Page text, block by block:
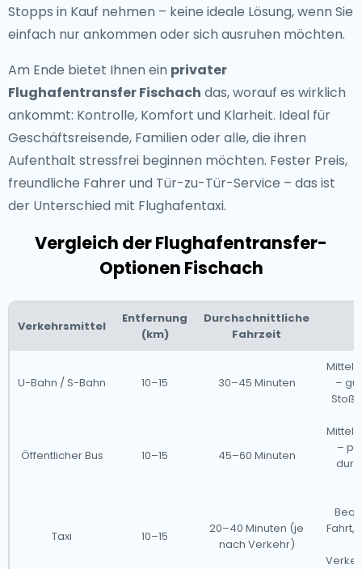
Stopps in Kauf nehmen – keine ideale Lösung, wenn Sie
einfach nur ankommen oder sich ausruhen möchten.
Am Ende bietet Ihnen ein privater
Flughafentransfer Fischach das, worauf es wirklich
ankommt: Kontrolle, Komfort und Klarheit. Ideal für
Geschäftsreisende, Familien oder alle, die ihren
Aufenthalt stressfrei beginnen möchten. Fester Preis,
freundliche Fahrer und Tür-zu-Tür-Service – das ist
der Unterschied mit Flughafentaxi.
Vergleich der Flughafentransfer-
Optionen Fischach
Verkehrsmittel
Entfernung
(km)
Durchschnittliche
Fahrzeit
U-Bahn / S-Bahn 10–15 30–45 Minuten
–
Öffentlicher Bus 10–15 45–60 Minuten
–
Taxi 10–15
20–40 Minuten (je
nach Verkehr)
Fahrt,